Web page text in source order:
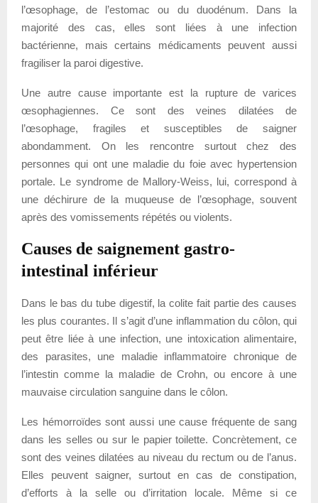
l’œsophage, de l’estomac ou du duodénum. Dans la
majorité des cas, elles sont liées à une infection
bactérienne, mais certains médicaments peuvent aussi
fragiliser la paroi digestive.
Une autre cause importante est la rupture de varices
œsophagiennes. Ce sont des veines dilatées de
l’œsophage, fragiles et susceptibles de saigner
abondamment. On les rencontre surtout chez des
personnes qui ont une maladie du foie avec hypertension
portale. Le syndrome de Mallory-Weiss, lui, correspond à
une déchirure de la muqueuse de l’œsophage, souvent
après des vomissements répétés ou violents.
Causes de saignement gastro-
intestinal inférieur
Dans le bas du tube digestif, la colite fait partie des causes
les plus courantes. Il s’agit d’une inflammation du côlon, qui
peut être liée à une infection, une intoxication alimentaire,
des parasites, une maladie inflammatoire chronique de
l’intestin comme la maladie de Crohn, ou encore à une
mauvaise circulation sanguine dans le côlon.
Les hémorroïdes sont aussi une cause fréquente de sang
dans les selles ou sur le papier toilette. Concrètement, ce
sont des veines dilatées au niveau du rectum ou de l’anus.
Elles peuvent saigner, surtout en cas de constipation,
d’efforts à la selle ou d’irritation locale. Même si ce